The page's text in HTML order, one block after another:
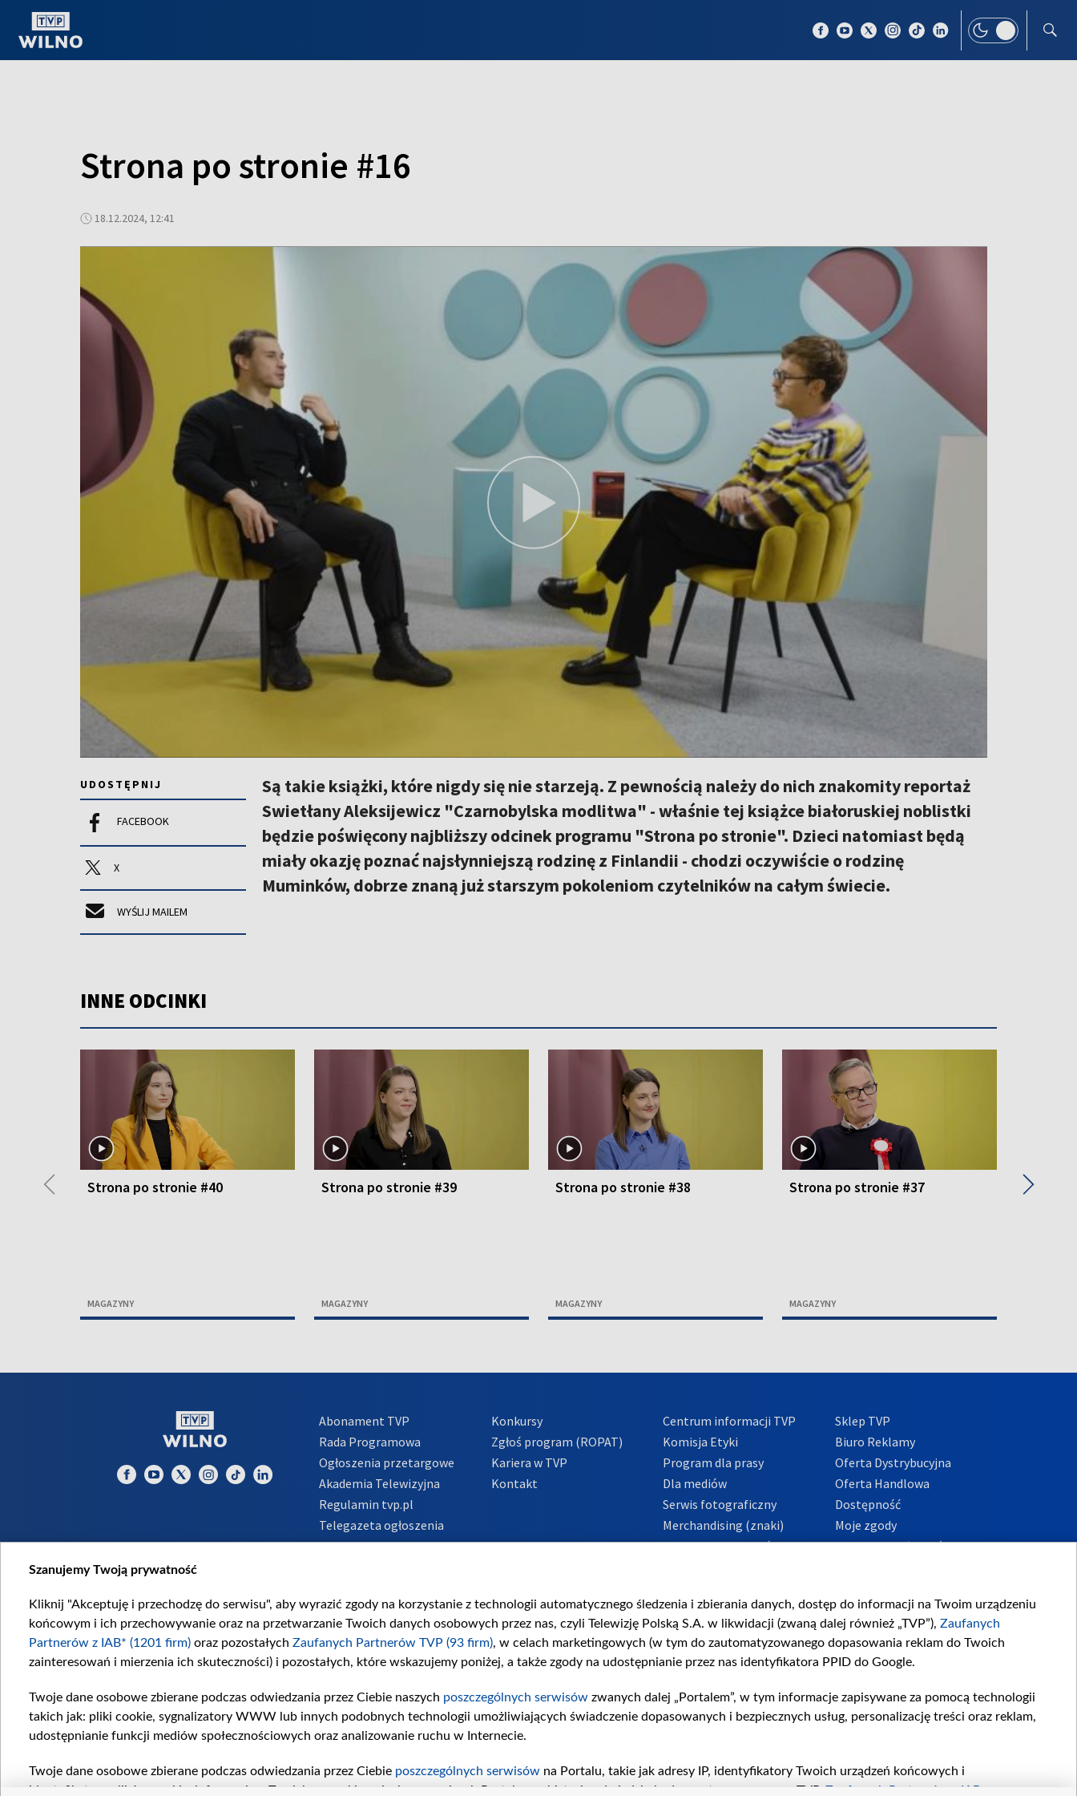
Strona po stronie #16
18.12.2024, 12:41
UDOSTĘPNIJ
FACEBOOK
X
WYŚLIJ MAILEM
Są takie książki, które nigdy się nie starzeją. Z pewnością należy do nich znakomity reportaż
Swietłany Aleksijewicz "Czarnobylska modlitwa" - właśnie tej książce białoruskiej noblistki
będzie poświęcony najbliższy odcinek programu "Strona po stronie". Dzieci natomiast będą
miały okazję poznać najsłynniejszą rodzinę z Finlandii - chodzi oczywiście o rodzinę
Muminków, dobrze znaną już starszym pokoleniom czytelników na całym świecie.
INNE ODCINKI
Strona po stronie #40
MAGAZYNY
Strona po stronie #39
MAGAZYNY
Strona po stronie #38
MAGAZYNY
Strona po stronie #37
MAGAZYNY
Strona
◀ ▶
Abonament TVP
Rada Programowa
Ogłoszenia przetargowe
Akademia Telewizyjna
Regulamin tvp.pl
Telegazeta ogłoszenia
Informacje o nadawcy
Konkursy
Zgłoś program (ROPAT)
Kariera w TVP
Kontakt
Centrum informacji TVP
Komisja Etyki
Program dla prasy
Dla mediów
Serwis fotograficzny
Merchandising (znaki)
Polityka Prywatności
Sklep TVP
Biuro Reklamy
Oferta Dystrybucyjna
Oferta Handlowa
Dostępność
Moje zgody
Procedura zgłoszeń
Szanujemy Twoją prywatność
Kliknij "Akceptuję i przechodzę do serwisu", aby wyrazić zgody na korzystanie z technologii automatycznego śledzenia i zbierania danych, dostęp do informacji na Twoim urządzeniu
końcowym i ich przechowywanie oraz na przetwarzanie Twoich danych osobowych przez nas, czyli Telewizję Polską S.A. w likwidacji (zwaną dalej również „TVP”), Zaufanych
Partnerów z IAB* (1201 firm) oraz pozostałych Zaufanych Partnerów TVP (93 firm), w celach marketingowych (w tym do zautomatyzowanego dopasowania reklam do Twoich
zainteresowań i mierzenia ich skuteczności) i pozostałych, które wskazujemy poniżej, a także zgody na udostępnianie przez nas identyfikatora PPID do Google.
Twoje dane osobowe zbierane podczas odwiedzania przez Ciebie naszych poszczególnych serwisów zwanych dalej „Portalem”, w tym informacje zapisywane za pomocą technologii
takich jak: pliki cookie, sygnalizatory WWW lub innych podobnych technologii umożliwiających świadczenie dopasowanych i bezpiecznych usług, personalizację treści oraz reklam,
udostępnianie funkcji mediów społecznościowych oraz analizowanie ruchu w Internecie.
Twoje dane osobowe zbierane podczas odwiedzania przez Ciebie poszczególnych serwisów na Portalu, takie jak adresy IP, identyfikatory Twoich urządzeń końcowych i
identyfikatory plików cookie, informacje o Twoich wyszukiwaniach w serwisach Portalu czy historia odwiedzin będą przetwarzane przez TVP, Zaufanych Partnerów z IAB